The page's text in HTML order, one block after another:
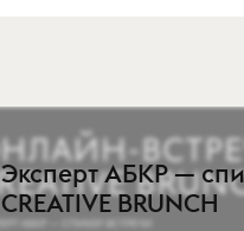
Эксперт АБКР —
CREATIVE BRUNCH